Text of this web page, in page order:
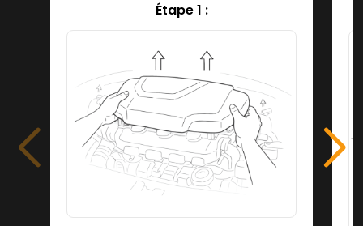
Étape 1 :